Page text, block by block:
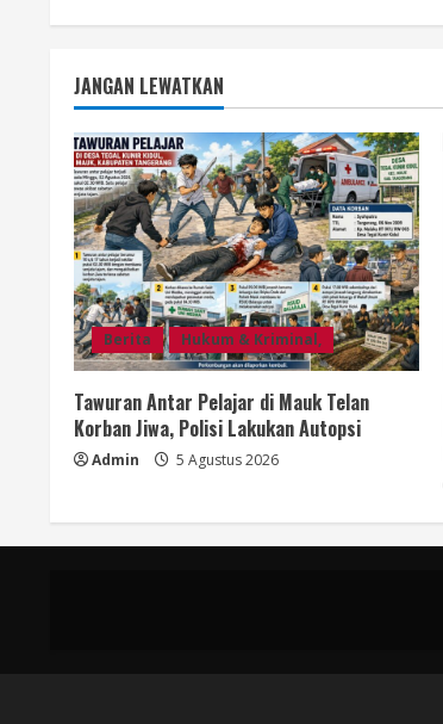
g
JANGAN LEWATKAN
Berita Hukum & Kriminal,
Tawuran Antar Pelajar di Mauk Telan
Korban Jiwa, Polisi Lakukan Autopsi
Admin 5 Agustus 2026